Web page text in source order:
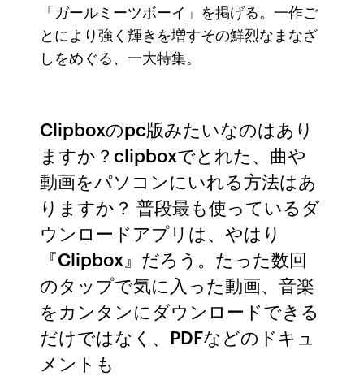
「ガールミーツボーイ」を掲げる。一作ご
とにより強く輝きを増すその鮮烈なまなざ
しをめぐる、一大特集。
Clipboxのpc版みたいなのはあり
ますか？clipboxでとれた、曲や
動画をパソコンにいれる方法はあ
りますか？ 普段最も使っているダ
ウンロードアプリは、やはり
『Clipbox』だろう。たった数回
のタップで気に入った動画、音楽
をカンタンにダウンロードできる
だけではなく、PDFなどのドキュ
メントも